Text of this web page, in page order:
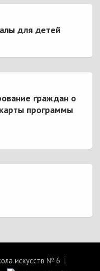
для детей
граждан о
программы
искусств № 6